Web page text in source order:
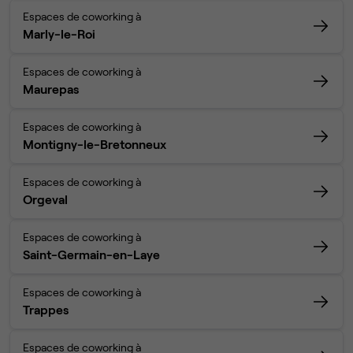
Espaces de coworking à
Marly-le-Roi
Espaces de coworking à
Maurepas
Espaces de coworking à
Montigny-le-Bretonneux
Espaces de coworking à
Orgeval
Espaces de coworking à
Saint-Germain-en-Laye
Espaces de coworking à
Trappes
Espaces de coworking à